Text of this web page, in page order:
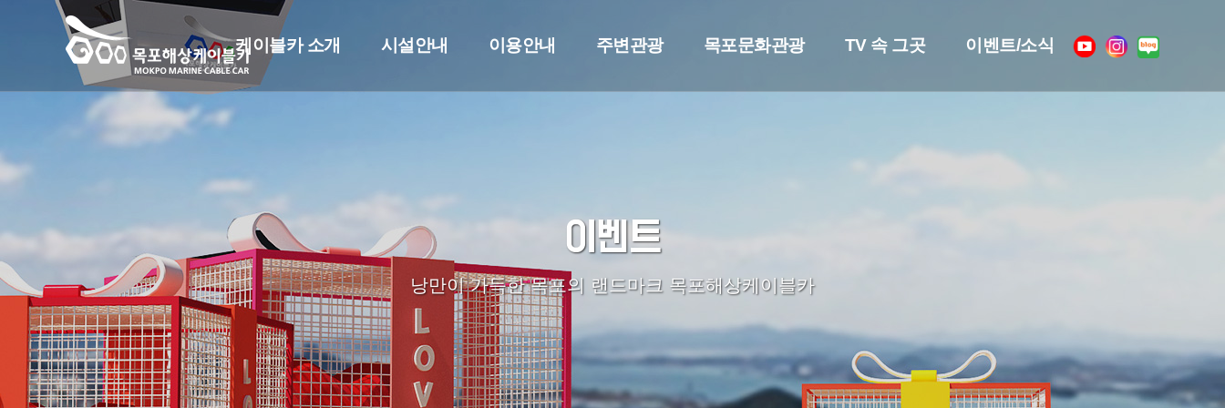
케이블카 소개 시설안내 이용안내 주변관광 목포문화관광 TV 속 그곳 이벤트/소식
이벤트
낭만이 가득한 목포의 랜드마크 목포해상케이블카